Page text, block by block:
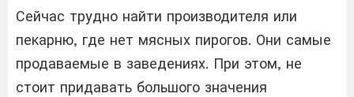
Сейчас трудно найти производителя или
пекарню, где нет мясных пирогов. Они самые
продаваемые в заведениях. При этом, не
стоит придавать большого значения